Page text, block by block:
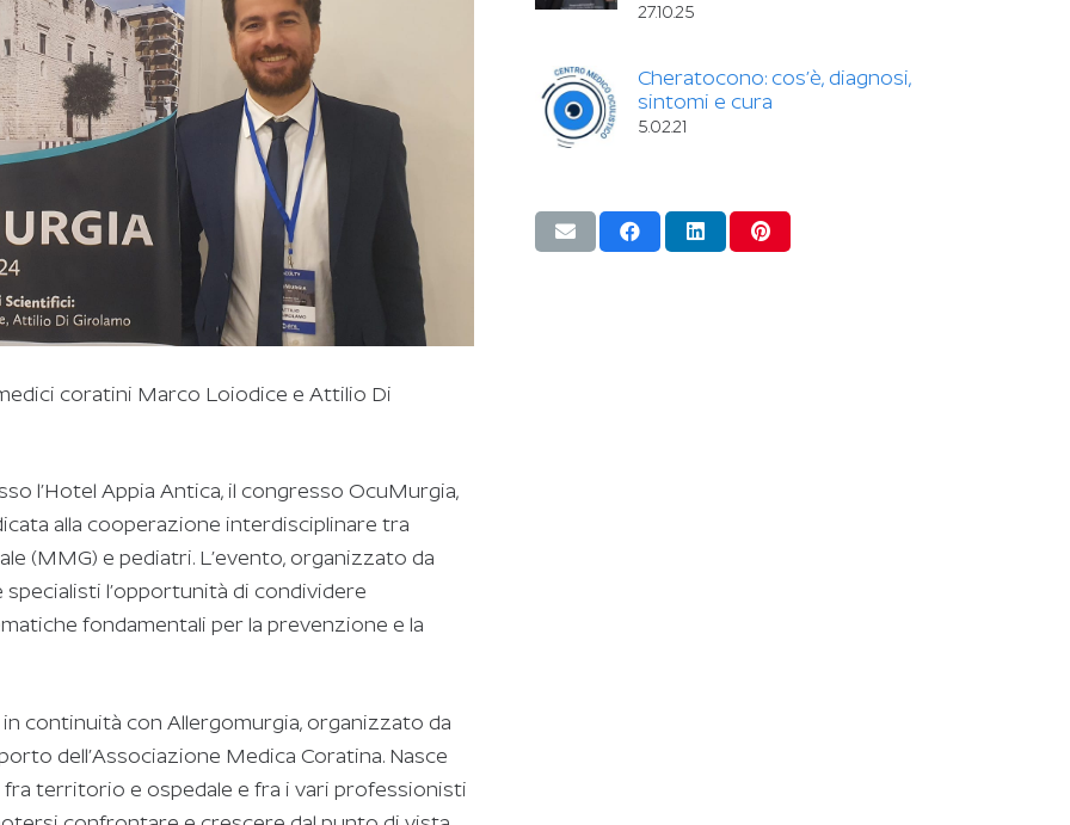
coratini Marco Loiodice e Attilio Di
l’Hotel Appia Antica, il congresso OcuMurgia,
alla cooperazione interdisciplinare tra
(MMG) e pediatri. L’evento, organizzato da
l’opportunità di condividere
fondamentali per la prevenzione e la
continuità con Allergomurgia, organizzato da
dell’Associazione Medica Coratina. Nasce
fra territorio e ospedale e fra i vari professionisti
27.10.25
Cheratocono: cos’è, diagnosi,
sintomi e cura
5.02.21